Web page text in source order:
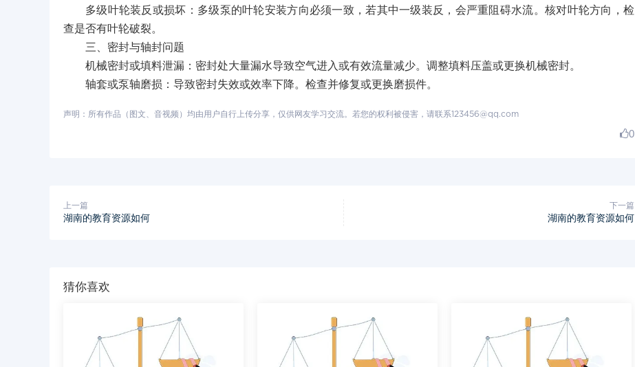
多级叶轮装反或损坏：多级泵的叶轮安装方向必须一致，若其中一级装反，会严重阻碍水流。核对叶轮方向，检
查是否有叶轮破裂。
三、密封与轴封问题
机械密封或填料泄漏：密封处大量漏水导致空气进入或有效流量减少。调整填料压盖或更换机械密封。
轴套或泵轴磨损：导致密封失效或效率下降。检查并修复或更换磨损件。
声明：所有作品（图文、音视频）均由用户自行上传分享，仅供网友学习交流。若您的权利被侵害，请联系123456@qq.com
0
上一篇
湖南的教育资源如何
下一篇
湖南的教育资源如何
猜你喜欢